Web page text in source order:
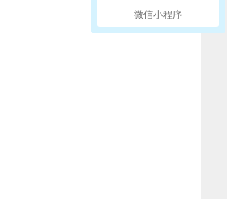
微信小程序